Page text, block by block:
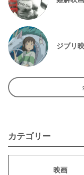
ジブリ
カテゴリー
映画